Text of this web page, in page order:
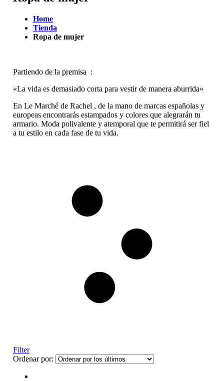
Home
Tienda
Ropa de mujer
Partiendo de la premisa :
«La vida es demasiado corta para vestir de manera aburrida»
En Le Marché de Rachel , de la mano de marcas españolas y
europeas encontrarás estampados y colores que alegrarán tu
armario. Moda polivalente y atemporal que te permitirá ser fiel
a tu estilo en cada fase de tu vida.
Filter
Ordenar por: